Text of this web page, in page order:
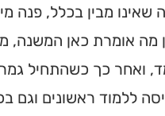
מבין בכלל, פנה
מה אומרת כאן המשנה,
ואחר כך כשהתחיל
ללמוד ראשונים וגם